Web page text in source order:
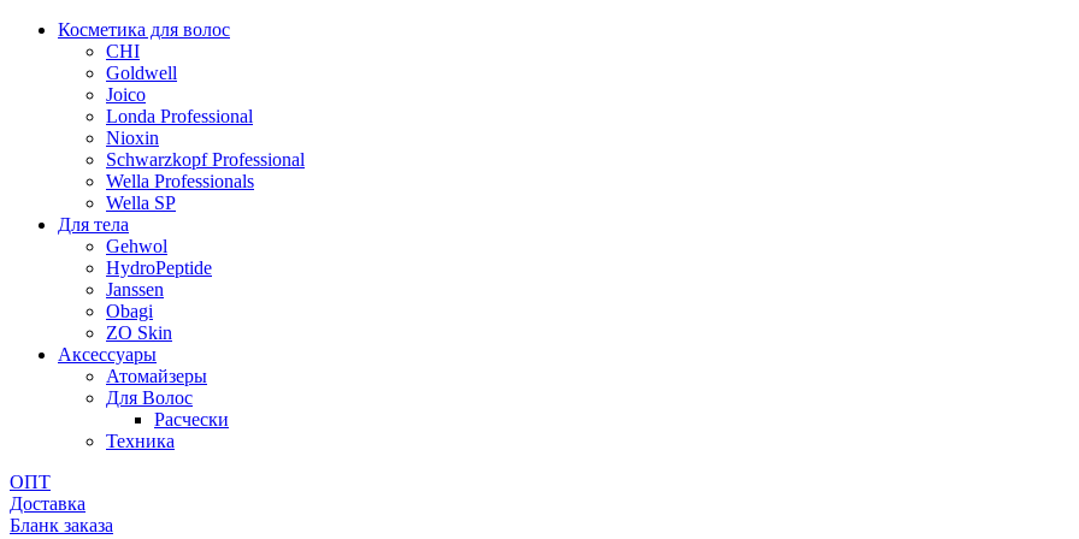
Косметика для волос
CHI
Goldwell
Joico
Londa Professional
Nioxin
Schwarzkopf Professional
Wella Professionals
Wella SP
Для тела
Gehwol
HydroPeptide
Janssen
Obagi
ZO Skin
Aксессуары
Атомайзеры
Для Волос
Расчески
Техника
ОПТ
Доставка
Бланк заказа